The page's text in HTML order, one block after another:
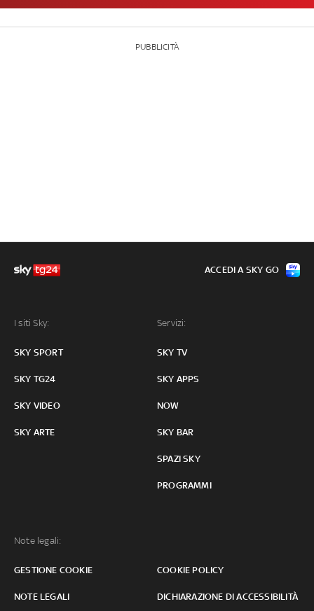
PUBBLICITÀ
I siti Sky:
SKY SPORT
SKY TG24
SKY VIDEO
SKY ARTE
Servizi:
SKY TV
SKY APPS
NOW
SKY BAR
SPAZI SKY
PROGRAMMI
Note legali:
GESTIONE COOKIE COOKIE POLICY
NOTE LEGALI DICHIARAZIONE DI ACCESSIBILITÀ
ACCEDI A SKY GO